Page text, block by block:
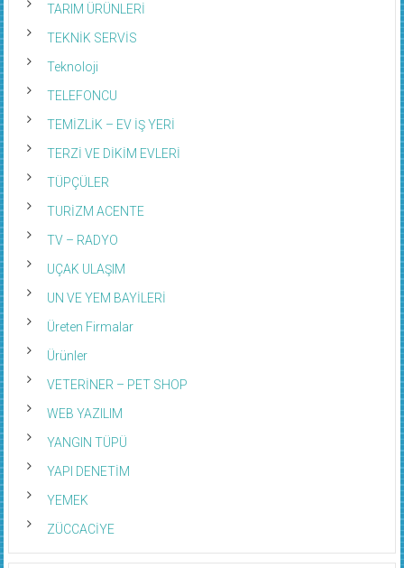
TARIM ÜRÜNLERİ
TEKNİK SERVİS
Teknoloji
TELEFONCU
TEMİZLİK – EV İŞ YERİ
TERZİ VE DİKİM EVLERİ
TÜPÇÜLER
TURİZM ACENTE
TV – RADYO
UÇAK ULAŞIM
UN VE YEM BAYİLERİ
Üreten Firmalar
Ürünler
VETERİNER – PET SHOP
WEB YAZILIM
YANGIN TÜPÜ
YAPI DENETİM
YEMEK
ZÜCCACİYE